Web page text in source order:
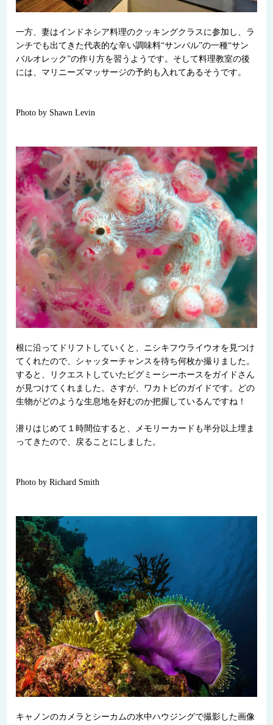
一方、妻はインドネシア料理のクッキングクラスに参加し、ラ
ンチでも出てきた代表的な辛い調味料“サンバル”の一種“サン
バルオレック”の作り方を習うようです。そして料理教室の後
には、マリニーズマッサージの予約も入れてあるそうです。
Photo by Shawn Levin
根に沿ってドリフトしていくと、ニシキフウライウオを見つけ
てくれたので、シャッターチャンスを待ち何枚か撮りました。
すると、リクエストしていたピグミーシーホースをガイドさん
が見つけてくれました。さすが、ワカトビのガイドです。どの
生物がどのような生息地を好むのか把握しているんですね！
潜りはじめて１時間位すると、メモリーカードも半分以上埋ま
ってきたので、戻ることにしました。
Photo by Richard Smith
キャノンのカメラとシーカムの水中ハウジングで撮影した画像